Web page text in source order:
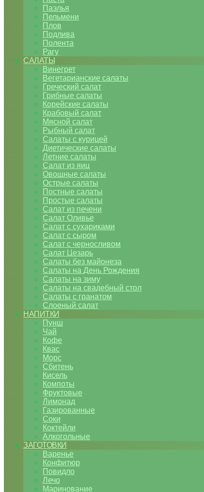
Паэлья
Пельмени
Плов
Подлива
Полента
Рагу
САЛАТЫ
Винегрет
Вегетарианские салаты
Греческий салат
Грибные салаты
Корейские салаты
Крабовый салат
Мясной салат
Рыбный салат
Салаты с курицей
Диетические салаты
Летние салаты
Салат из яиц
Овощные салаты
Острые салаты
Постные салаты
Простые салаты
Салат из печени
Салат Оливье
Салат с сухариками
Салат с сыром
Салат с черносливом
Салат Цезарь
Салаты без майонеза
Салаты на День Рождения
Салаты на зиму
Салаты на свадебный стол
Салаты с гранатом
Слоеный салат
НАПИТКИ
Пунш
Чай
Кофе
Квас
Морс
Сбитень
Кисель
Компоты
Фруктовые
Лимонад
Газированные
Соки
Коктейли
Алкогольные
ЗАГОТОВКИ
Варенье
Конфитюр
Повидло
Лечо
Маринование